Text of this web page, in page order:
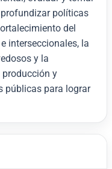
políticas
del
interseccionales, la
y la
y
públicas para lograr